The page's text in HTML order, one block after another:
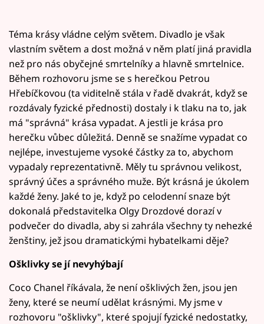
Téma krásy vládne celým světem. Divadlo je však
vlastním světem a dost možná v něm platí jiná pravidla
než pro nás obyčejné smrtelníky a hlavně smrtelnice.
Během rozhovoru jsme se s herečkou Petrou
Hřebíčkovou (ta viditelně stála v řadě dvakrát, když se
rozdávaly fyzické přednosti) dostaly i k tlaku na to, jak
má "správná" krása vypadat. A jestli je krása pro
herečku vůbec důležitá. Denně se snažíme vypadat co
nejlépe, investujeme vysoké částky za to, abychom
vypadaly reprezentativně. Měly tu správnou velikost,
správný účes a správného muže. Být krásná je úkolem
každé ženy. Jaké to je, když po celodenní snaze být
dokonalá představitelka Olgy Drozdové dorazí v
podvečer do divadla, aby si zahrála všechny ty nehezké
ženštiny, jež jsou dramatickými hybatelkami děje?
Ošklivky se jí nevyhýbají
Coco Chanel říkávala, že není ošklivých žen, jsou jen
ženy, které se neumí udělat krásnými. My jsme v
rozhovoru "ošklivky", které spojují fyzické nedostatky,